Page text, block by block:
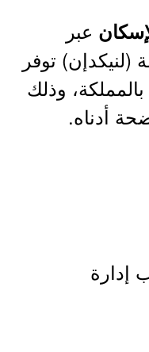
عبر
توفر
وذلك
أدناه.
إدارة